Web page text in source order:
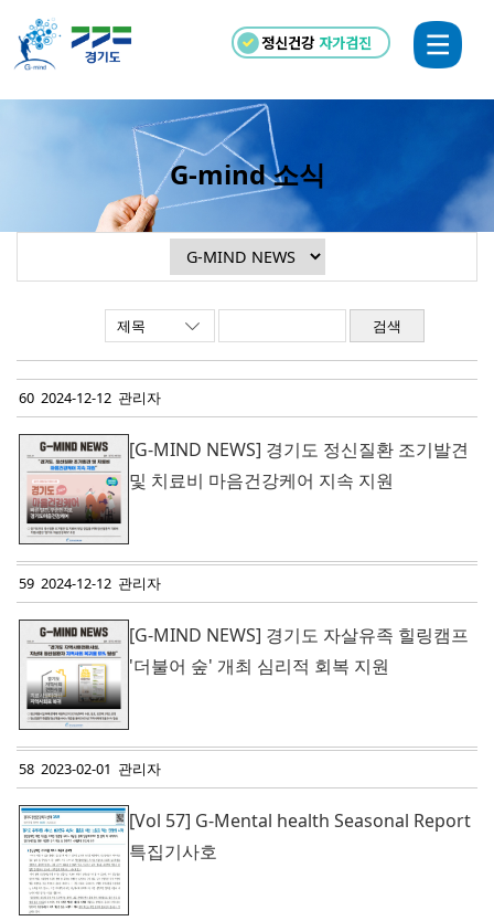
정신건강자가검진
G-mind 소식
검색
60 2024-12-12 관리자
[G-MIND NEWS] 경기도 정신질환 조기발견
및 치료비 마음건강케어 지속 지원
59 2024-12-12 관리자
[G-MIND NEWS] 경기도 자살유족 힐링캠프
'더불어 숲' 개최 심리적 회복 지원
58 2023-02-01 관리자
[Vol 57] G-Mental health Seasonal Report
특집기사호